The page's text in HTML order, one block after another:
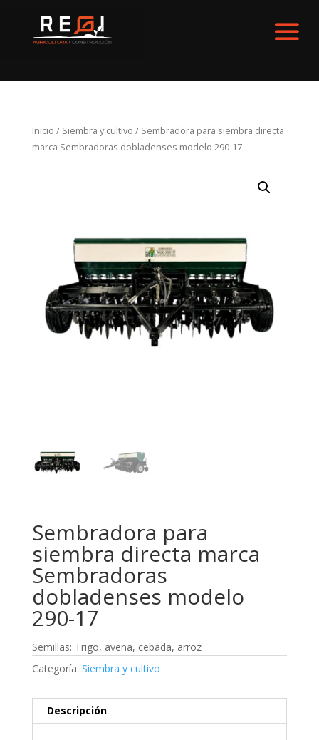
Inicio / Siembra y cultivo / Sembradora para siembra directa
marca Sembradoras dobladenses modelo 290-17
Sembradora para
siembra directa marca
Sembradoras
dobladenses modelo
290-17
Semillas: Trigo, avena, cebada, arroz
Categoría: Siembra y cultivo
Descripción